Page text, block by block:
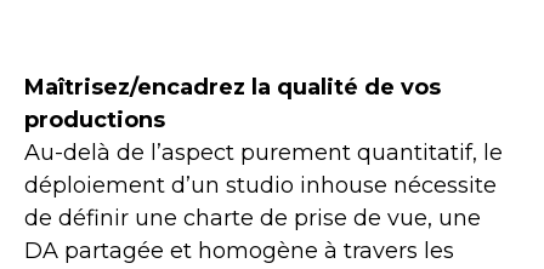
Maîtrisez/encadrez la qualité de vos
productions
Au-delà de l’aspect purement quantitatif, le
déploiement d’un studio inhouse nécessite
de définir une charte de prise de vue, une
DA partagée et homogène à travers les